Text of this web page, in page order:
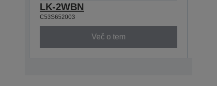
LK-2WBN
C53S652003
Več o tem